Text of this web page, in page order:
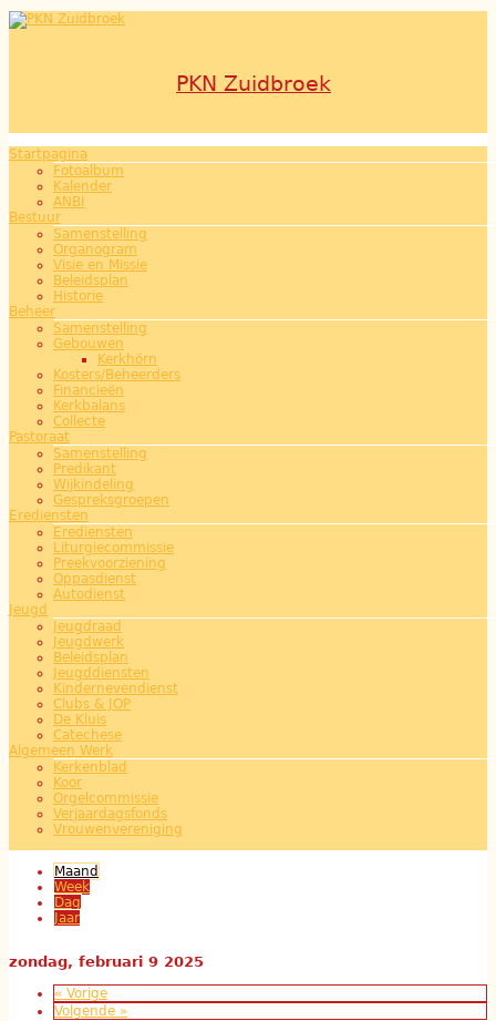
Overslaan en naar de inhoud gaan
PKN Zuidbroek
Hoofdmenu
Startpagina
Fotoalbum
Kalender
ANBI
Bestuur
Samenstelling
Organogram
Visie en Missie
Beleidsplan
Historie
Beheer
Samenstelling
Gebouwen
Kerkhörn
Kosters/Beheerders
Financieën
Kerkbalans
Collecte
Pastoraat
Samenstelling
Predikant
Wijkindeling
Gespreksgroepen
Erediensten
Erediensten
Liturgiecommissie
Preekvoorziening
Oppasdienst
Autodienst
Jeugd
Jeugdraad
Jeugdwerk
Beleidsplan
Jeugddiensten
Kindernevendienst
Clubs & JOP
De Kluis
Catechese
Algemeen Werk
Kerkenblad
Koor
Orgelcommissie
Verjaardagsfonds
Vrouwenvereniging
Maand
Week
Dag
Jaar
zondag, februari 9 2025
« Vorige
Volgende »